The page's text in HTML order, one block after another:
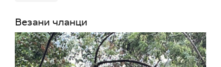
Везани чланци